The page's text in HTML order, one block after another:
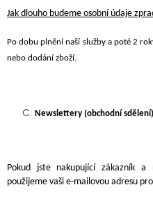
Jak dlouho budeme osobní údaje
Po dobu plnění naší služby a poté 2
nebo dodání zboží.
Newslettery (obchodní sdělení)
Pokud jste nakupující zákazník
použijeme vaši e-mailovou adresu